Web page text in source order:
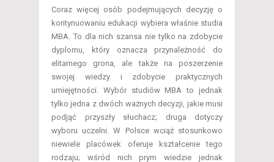
Coraz więcej osób podejmujących decyzję o
kontynuowaniu edukacji wybiera właśnie studia
MBA. To dla nich szansa nie tylko na zdobycie
dyplomu, który oznacza przynależność do
elitarnego grona, ale także na poszerzenie
swojej wiedzy i zdobycie praktycznych
umiejętności. Wybór studiów MBA to jednak
tylko jedna z dwóch ważnych decyzji, jakie musi
podjąć przyszły słuchacz; druga dotyczy
wyboru uczelni. W Polsce wciąż stosunkowo
niewiele placówek oferuje kształcenie tego
rodzaju; wśród nich prym wiedzie jednak